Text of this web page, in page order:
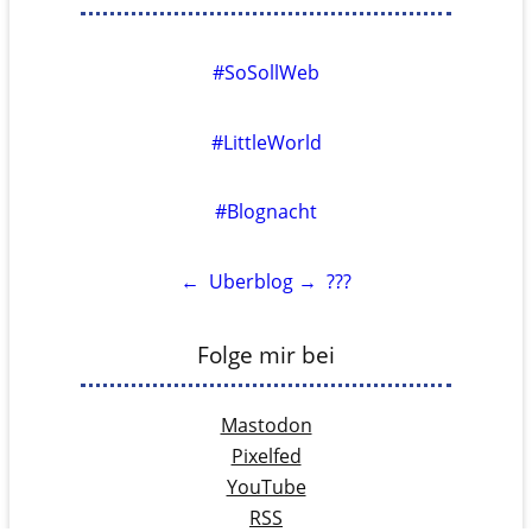
#SoSollWeb
#LittleWorld
#Blognacht
← Uberblog → ???
Folge mir bei
Mastodon
Pixelfed
YouTube
RSS